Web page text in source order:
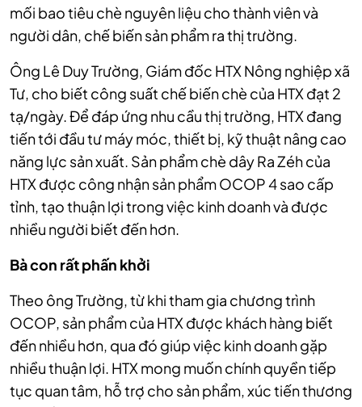
mối bao tiêu chè nguyên liệu cho thành viên và
người dân, chế biến sản phẩm ra thị trường.
Ông Lê Duy Trường, Giám đốc HTX Nông nghiệp xã
Tư, cho biết công suất chế biến chè của HTX đạt 2
tạ/ngày. Để đáp ứng nhu cầu thị trường, HTX đang
tiến tới đầu tư máy móc, thiết bị, kỹ thuật nâng cao
năng lực sản xuất. Sản phẩm chè dây Ra Zéh của
HTX được công nhận sản phẩm OCOP 4 sao cấp
tỉnh, tạo thuận lợi trong việc kinh doanh và được
nhiều người biết đến hơn.
Bà con rất phấn khởi
Theo ông Trường, từ khi tham gia chương trình
OCOP, sản phẩm của HTX được khách hàng biết
đến nhiều hơn, qua đó giúp việc kinh doanh gặp
nhiều thuận lợi. HTX mong muốn chính quyền tiếp
tục quan tâm, hỗ trợ cho sản phẩm, xúc tiến thương